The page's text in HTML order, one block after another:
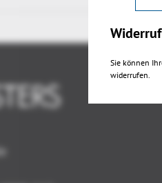
Widerruf
Sie können
widerrufen.